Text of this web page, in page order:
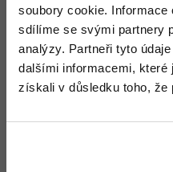
soubory cookie. Informace
sdílíme se svými partnery
analýzy. Partneři tyto
dalšími informacemi, které
získali v důsledku toho, že